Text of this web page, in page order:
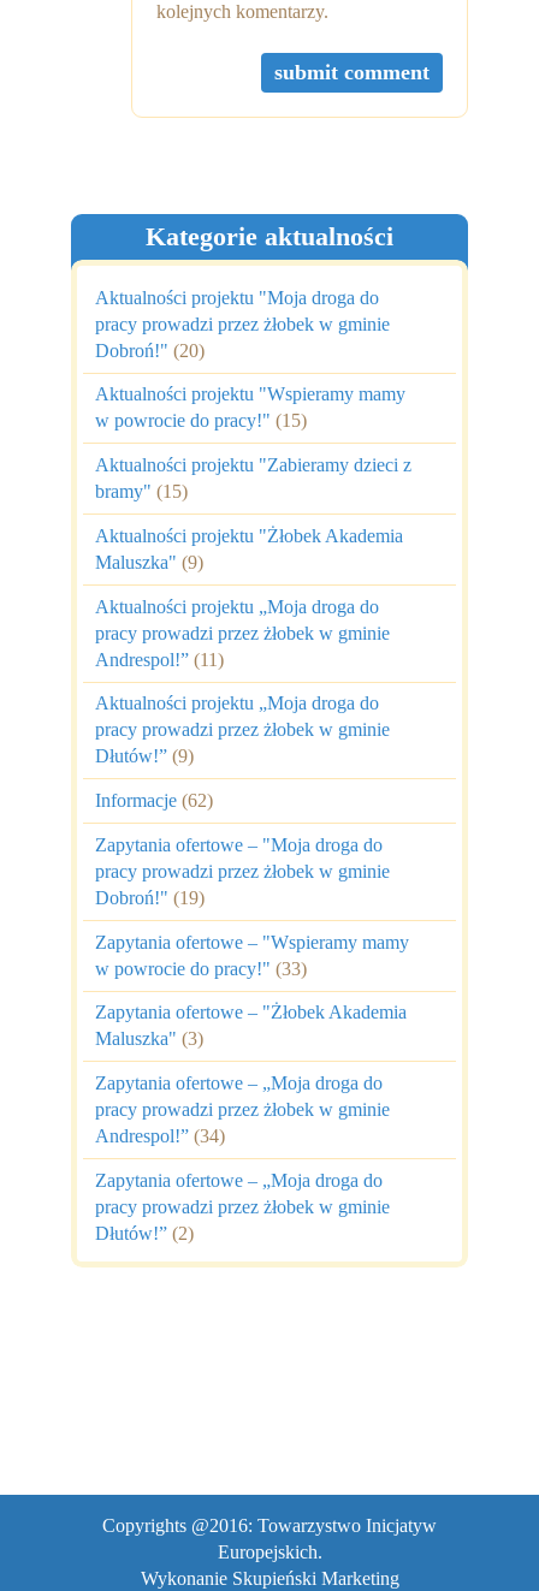
kolejnych komentarzy.
Kategorie aktualności
Aktualności projektu "Moja droga do
pracy prowadzi przez żłobek w gminie
Dobroń!" (20)
Aktualności projektu "Wspieramy mamy
w powrocie do pracy!" (15)
Aktualności projektu "Zabieramy dzieci z
bramy" (15)
Aktualności projektu "Żłobek Akademia
Maluszka" (9)
Aktualności projektu „Moja droga do
pracy prowadzi przez żłobek w gminie
Andrespol!” (11)
Aktualności projektu „Moja droga do
pracy prowadzi przez żłobek w gminie
Dłutów!” (9)
Informacje (62)
Zapytania ofertowe – "Moja droga do
pracy prowadzi przez żłobek w gminie
Dobroń!" (19)
Zapytania ofertowe – "Wspieramy mamy
w powrocie do pracy!" (33)
Zapytania ofertowe – "Żłobek Akademia
Maluszka" (3)
Zapytania ofertowe – „Moja droga do
pracy prowadzi przez żłobek w gminie
Andrespol!” (34)
Zapytania ofertowe – „Moja droga do
pracy prowadzi przez żłobek w gminie
Dłutów!” (2)
Copyrights @2016: Towarzystwo Inicjatyw
Europejskich.
Wykonanie Skupieński Marketing